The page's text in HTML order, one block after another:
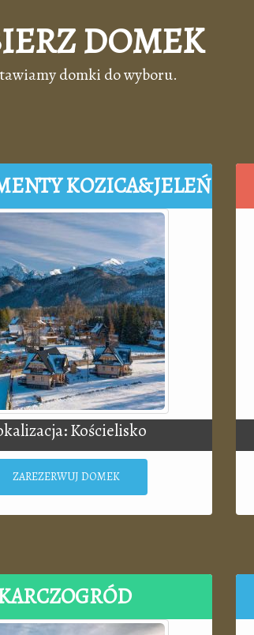
DOMEK
domki do wyboru.
KOZICA&JELEŃ
Kościelisko
ZAREZERWUJ DOMEK